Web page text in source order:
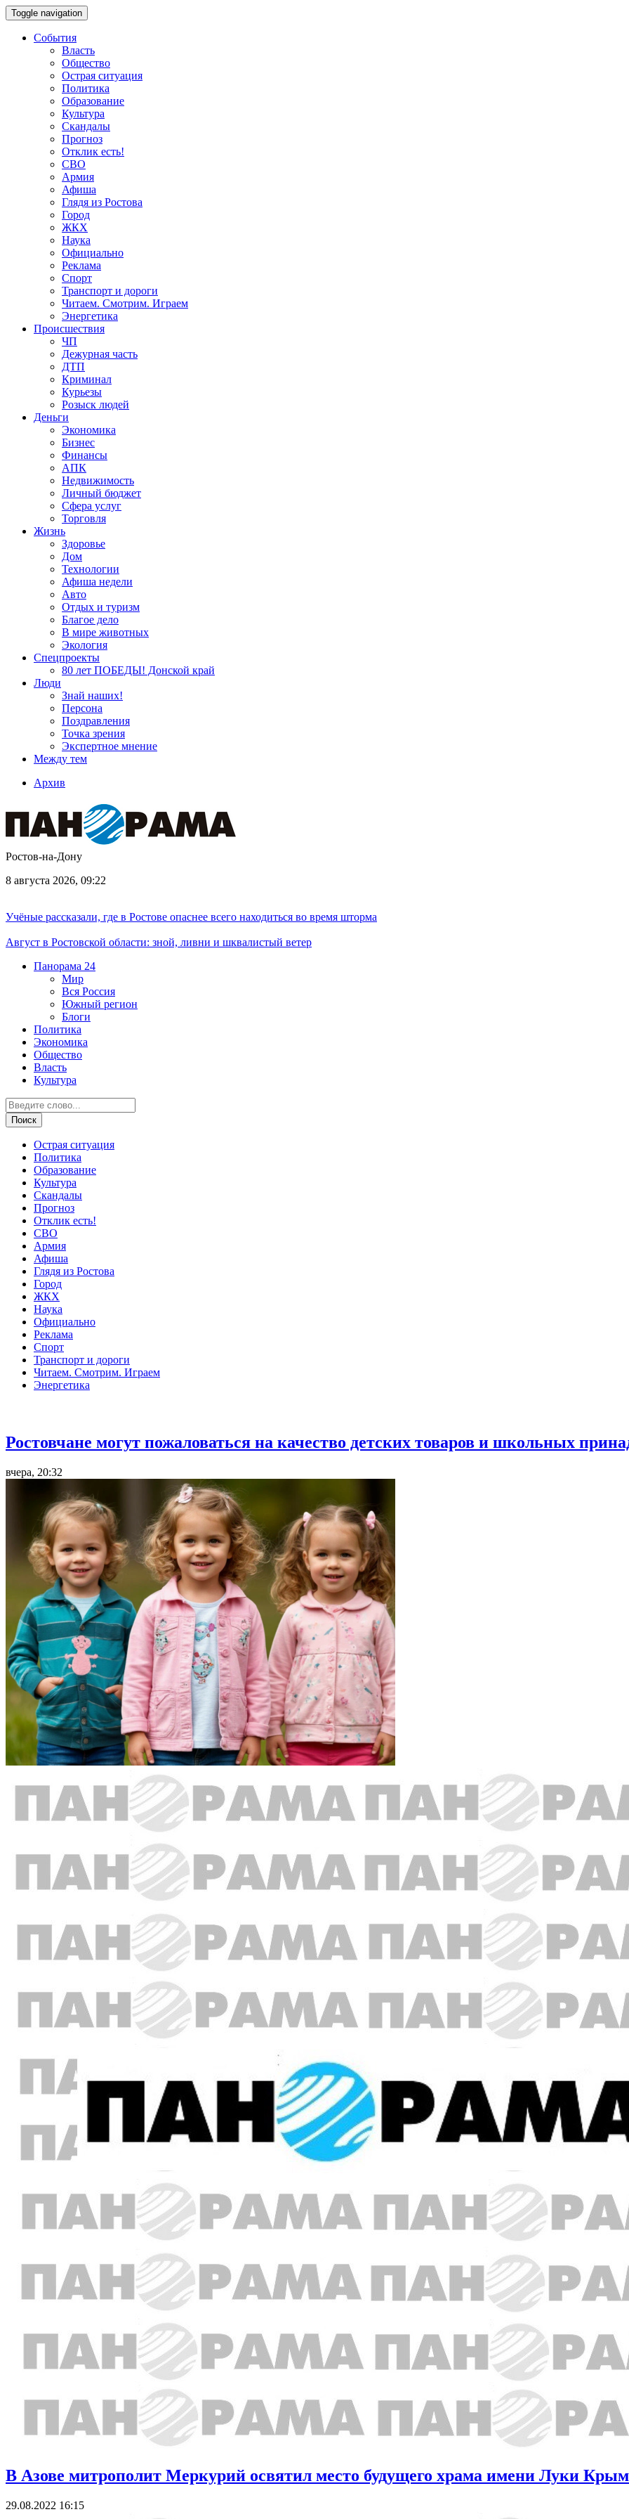
Toggle navigation
События
Власть
Общество
Острая ситуация
Политика
Образование
Культура
Скандалы
Прогноз
Отклик есть!
СВО
Армия
Афиша
Глядя из Ростова
Город
ЖКХ
Наука
Официально
Реклама
Спорт
Транспорт и дороги
Читаем. Смотрим. Играем
Энергетика
Происшествия
ЧП
Дежурная часть
ДТП
Криминал
Курьезы
Розыск людей
Деньги
Экономика
Бизнес
Финансы
АПК
Недвижимость
Личный бюджет
Сфера услуг
Торговля
Жизнь
Здоровье
Дом
Технологии
Афиша недели
Авто
Отдых и туризм
Благое дело
В мире животных
Экология
Спецпроекты
80 лет ПОБЕДЫ! Донской край
Люди
Знай наших!
Персона
Поздравления
Точка зрения
Экспертное мнение
Между тем
Архив
Ростов-на-Дону
8 августа 2026, 09:22
Учёные рассказали, где в Ростове опаснее всего находиться во время шторма
Август в Ростовской области: зной, ливни и шквалистый ветер
Панорама 24
Мир
Вся Россия
Южный регион
Блоги
Политика
Экономика
Общество
Власть
Культура
Острая ситуация
Политика
Образование
Культура
Скандалы
Прогноз
Отклик есть!
СВО
Армия
Афиша
Глядя из Ростова
Город
ЖКХ
Наука
Официально
Реклама
Спорт
Транспорт и дороги
Читаем. Смотрим. Играем
Энергетика
Ростовчане могут пожаловаться на качество детских товаров и школьных
вчера, 20:32
В Азове митрополит Меркурий освятил место будущего храма имени Луки
29.08.2022 16:15